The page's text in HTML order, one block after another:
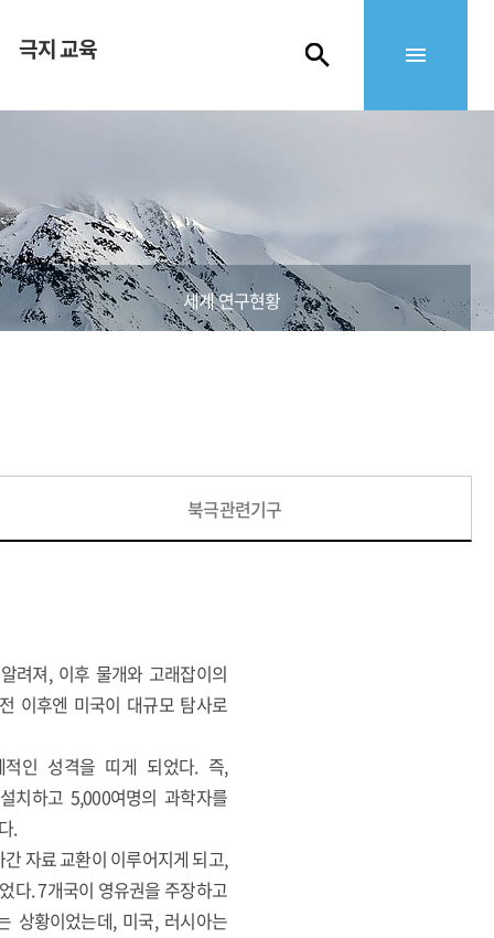
극지 교육
세계 연구현황
북극관련기구
려져, 이후 물개와 고래잡이의
이후엔 미국이 대규모 탐사로
적인 성격을 띠게 되었다. 즉,
하고 5,000여명의 과학자를
.
자료 교환이 이루어지게 되고,
다. 7개국이 영유권을 주장하고
상황이었는데, 미국, 러시아는